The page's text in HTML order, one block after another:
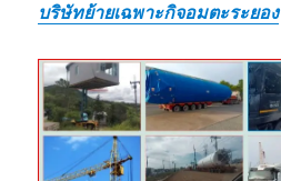
บริษัทย้ายเฉพาะกิจอมตะระยอง